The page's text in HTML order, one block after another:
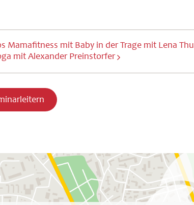
Mamafitness mit Baby in der Trage mit Lena
mit Alexander Preinstorfer